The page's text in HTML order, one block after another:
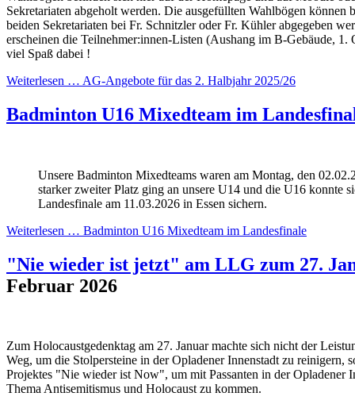
Sekretariaten abgeholt werden. Die ausgefüllten Wahlbögen können
beiden Sekretariaten bei Fr. Schnitzler oder Fr. Kühler abgegeben
erscheinen die Teilnehmer:innen-Listen (Aushang im B-Gebäude,
viel Spaß dabei !
Weiterlesen … AG-Angebote für das 2. Halbjahr 2025/26
Badminton U16 Mixedteam im
Unsere Badminton Mixedteams waren am Montag, den
starker zweiter Platz ging an unsere U14 und die U16 konnte
Landesfinale am 11.03.2026 in Essen sichern.
Weiterlesen … Badminton U16 Mixedteam im Landesfinale
"Nie wieder ist jetzt" am LLG zum 27.
Februar 2026
Zum Holocaustgedenktag am 27. Januar machte sich nicht der
Weg, um die Stolpersteine in der Opladener Innenstadt zu reinigern,
Projektes "Nie wieder ist Now", um mit Passanten in der Opladener
Thema Antisemitismus und Holocaust zu kommen.